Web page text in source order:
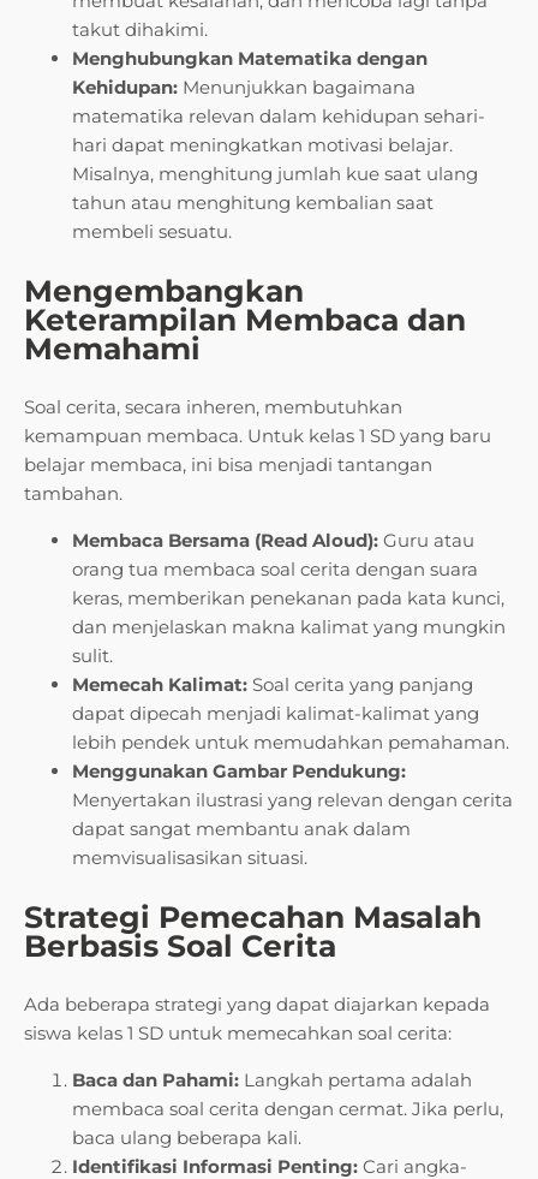
takut dihakimi.
Menghubungkan Matematika dengan
Kehidupan: Menunjukkan bagaimana
matematika relevan dalam kehidupan sehari-
hari dapat meningkatkan motivasi belajar.
Misalnya, menghitung jumlah kue saat ulang
tahun atau menghitung kembalian saat
membeli sesuatu.
Mengembangkan
Keterampilan Membaca dan
Memahami
Soal cerita, secara inheren, membutuhkan
kemampuan membaca. Untuk kelas 1 SD yang baru
belajar membaca, ini bisa menjadi tantangan
tambahan.
Membaca Bersama (Read Aloud): Guru atau
orang tua membaca soal cerita dengan suara
keras, memberikan penekanan pada kata kunci,
dan menjelaskan makna kalimat yang mungkin
sulit.
Memecah Kalimat: Soal cerita yang panjang
dapat dipecah menjadi kalimat-kalimat yang
lebih pendek untuk memudahkan pemahaman.
Menggunakan Gambar Pendukung:
Menyertakan ilustrasi yang relevan dengan cerita
dapat sangat membantu anak dalam
memvisualisasikan situasi.
Strategi Pemecahan Masalah
Berbasis Soal Cerita
Ada beberapa strategi yang dapat diajarkan kepada
siswa kelas 1 SD untuk memecahkan soal cerita:
Baca dan Pahami: Langkah pertama adalah
membaca soal cerita dengan cermat. Jika perlu,
baca ulang beberapa kali.
Identifikasi Informasi Penting: Cari angka-